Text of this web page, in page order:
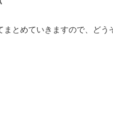
まとめていきますので、どう